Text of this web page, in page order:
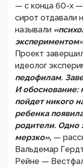
— с конца 60-х
сирот отдавали
называли
Проект
идеолог
педофилам.
И обоснование:
пойдет никого
ребенка
родители. Одно
мерзко», —
Вальдемар
Рейне —